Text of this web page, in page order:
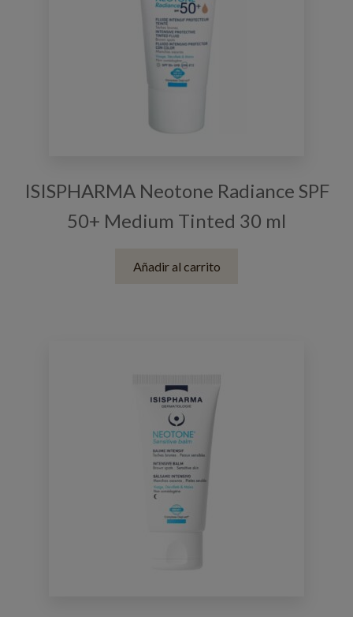
ISISPHARMA Neotone Radiance SPF
50+ Medium Tinted 30 ml
Añadir al carrito